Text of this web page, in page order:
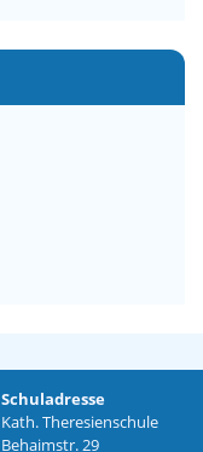
Schuladresse
Kath. Theresienschule
Behaimstr. 29